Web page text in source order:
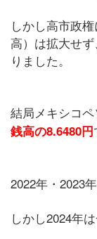
しかし高市政
高）は拡大せ
りました。
結局メキシコ
銭高の8.6480円
2022年・2023
しかし2024年